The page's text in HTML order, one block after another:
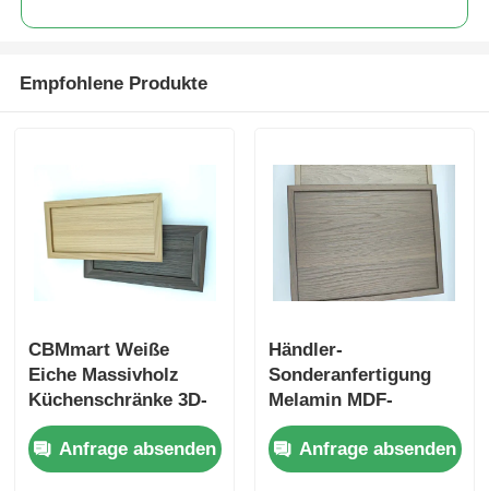
Profile für die Extrusion von Aluminium-
Empfohlene Produkte
CBMmart Weiße
Eiche Massivholz
Küchenschränke 3D-
Design Professionell
Custom Modern
Design Weiße Eiche
Anfrage absenden
Händler-
Sonderanfertigung
Melamin MDF-
Sperrholz Möbel
Schranktüren
Anfrage absenden